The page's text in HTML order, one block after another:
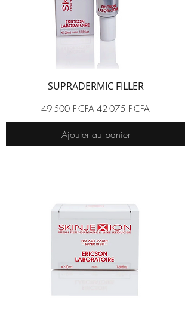
SUPRADERMIC FILLER
Prix original
49 500 F CFA Prix promotionnel
42 075 F CFA
Ajouter au panier